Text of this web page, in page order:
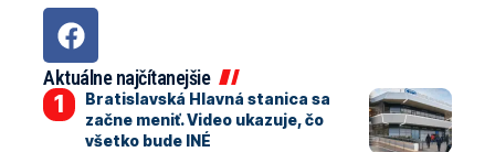
Aktuálne najčítanejšie
Bratislavská Hlavná stanica sa
začne meniť. Video ukazuje, čo
všetko bude INÉ